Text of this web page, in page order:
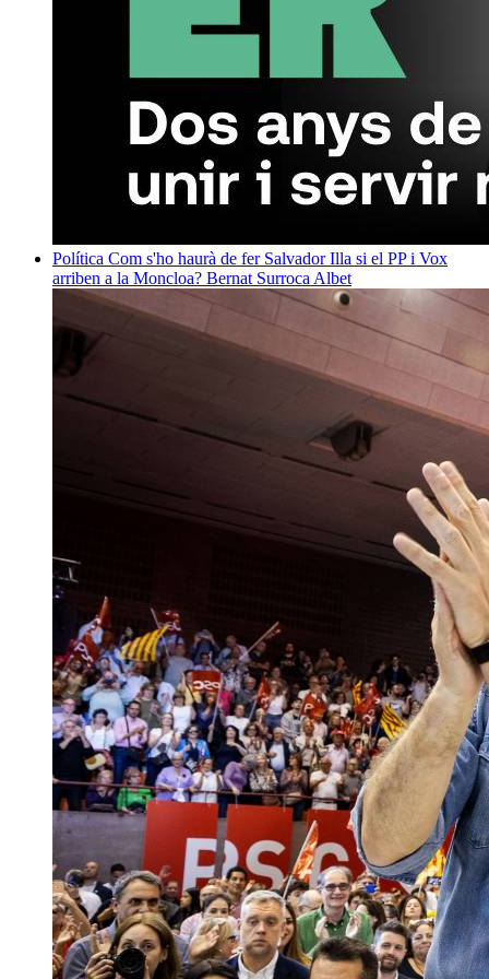
Política Com s'ho haurà de fer Salvador Illa si el PP i Vox
arriben a la Moncloa? Bernat Surroca Albet